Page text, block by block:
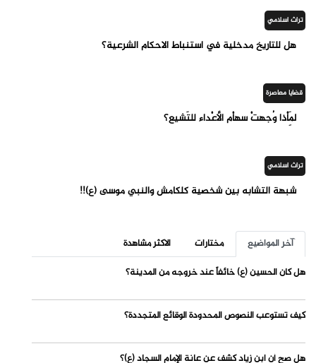
تراث اسلامي
هل للتاريخ مدخلية في استنباط الاحكام الشرعية؟
قضايا معاصرة
لِمَاْذا وُجهتْ سهاْم الأعْداء للتَشيع؟
تراث اسلامي
شبهة التشابه بين شخصية كلكامش والنبي موسى (ع)!!
آخر المواضيع مختارات
الاكثر مشاهدة
هل كان الحسين (ع) خائفاً عند خروجه من المدينة؟
كيف تستوعب النصوص المحدودة الوقائع المتجددة؟
هل صح أن ابن زياد كشف عن عانة الإمام السجاد (ع)؟